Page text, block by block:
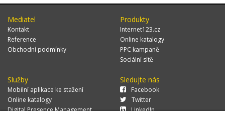
Mediatel
Kontakt
Reference
Obchodní podmínky
Produkty
Internet123.cz
Online katalogy
PPC kampaně
Sociální sítě
Služby
Mobilní aplikace ke stažení
Online katalogy
Digital Presence Management
Sledujte nás
Facebook
Twitter
LinkedIn